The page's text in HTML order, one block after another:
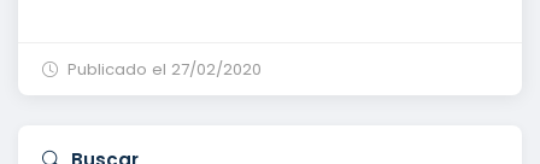
Publicado el 27/02/2020